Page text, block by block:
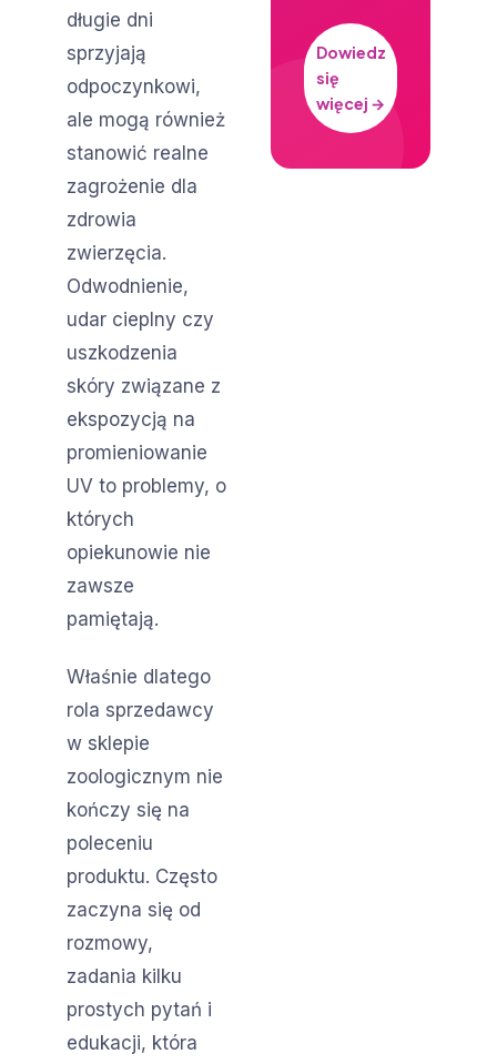
długie dni
sprzyjają
odpoczynkowi,
ale mogą również
stanowić realne
zagrożenie dla
zdrowia
zwierzęcia.
Odwodnienie,
udar cieplny czy
uszkodzenia
skóry związane z
ekspozycją na
promieniowanie
UV to problemy, o
których
opiekunowie nie
zawsze
pamiętają.
Właśnie dlatego
rola sprzedawcy
w sklepie
zoologicznym nie
kończy się na
poleceniu
produktu. Często
zaczyna się od
rozmowy,
zadania kilku
prostych pytań i
edukacji, która
Dowiedz
się
więcej →